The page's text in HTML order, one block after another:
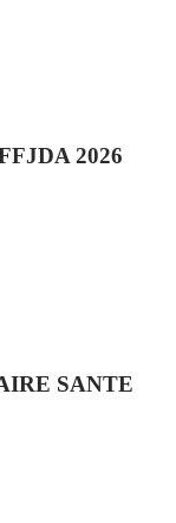
2026
SANTE